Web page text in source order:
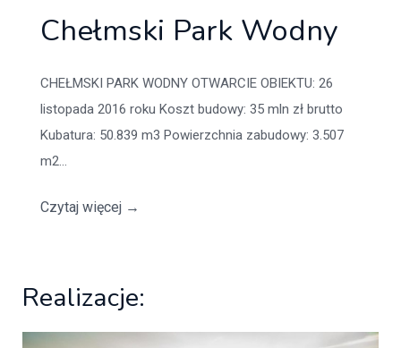
Chełmski Park Wodny
CHEŁMSKI PARK WODNY OTWARCIE OBIEKTU: 26
listopada 2016 roku Koszt budowy: 35 mln zł brutto
Kubatura: 50.839 m3 Powierzchnia zabudowy: 3.507
m2...
Czytaj więcej →
Realizacje: